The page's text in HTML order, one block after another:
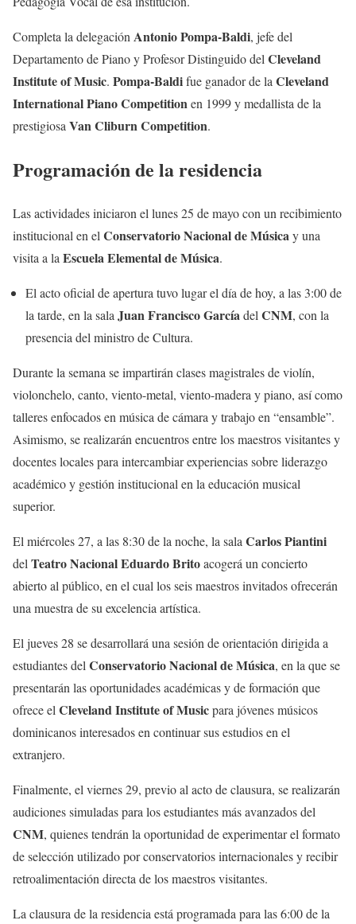
Completa la delegación Antonio Pompa-Baldi, jefe del
Departamento de Piano y Profesor Distinguido del Cleveland
Institute of Music. Pompa-Baldifue ganador de la Cleveland
International Piano Competitionen 1999 y medallista de la
prestigiosa Van Cliburn Competition.
Programación de la residencia
Las actividades iniciaron el lunes 25 de mayo con un recibimiento
institucional en el Conservatorio Nacional de Músicay una
visita a la Escuela Elemental de Música.
El acto oficial de apertura tuvo lugar el día de hoy, a las 3:00 de
la tarde, en la sala Juan Francisco Garcíadel CNM, con la
presencia del ministro de Cultura.
Durante la semana se impartirán clases magistrales de violín,
violonchelo, canto, viento-metal, viento-madera y piano, así como
talleres enfocados en música de cámara y trabajo en “ensamble”.
Asimismo, se realizarán encuentros entre los maestros visitantes y
docentes locales para intercambiar experiencias sobre liderazgo
académico y gestión institucional en la educación musical
superior.
El miércoles 27, a las 8:30 de la noche, la sala Carlos Piantini
del Teatro Nacional Eduardo Britoacogerá un concierto
abierto al público, en el cual los seis maestros invitados ofrecerán
una muestra de su excelencia artística.
El jueves 28 se desarrollará una sesión de orientación dirigida a
estudiantes del Conservatorio Nacional de Música, en la que se
presentarán las oportunidades académicas y de formación que
ofrece el Cleveland Institute of Musicpara jóvenes músicos
dominicanos interesados en continuar sus estudios en el
extranjero.
Finalmente, el viernes 29, previo al acto de clausura, se realizarán
audiciones simuladas para los estudiantes más avanzados del
CNM, quienes tendrán la oportunidad de experimentar el formato
de selección utilizado por conservatorios internacionales y recibir
retroalimentación directa de los maestros visitantes.
La clausura de la residencia está programada para las 6:00 de la